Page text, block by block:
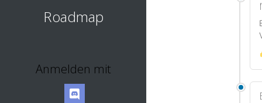
Roadmap
Anmelden mit